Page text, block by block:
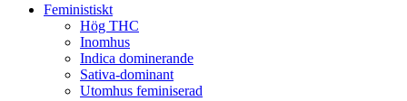
Feministiskt
Hög THC
Inomhus
Indica dominerande
Sativa-dominant
Utomhus feminiserad